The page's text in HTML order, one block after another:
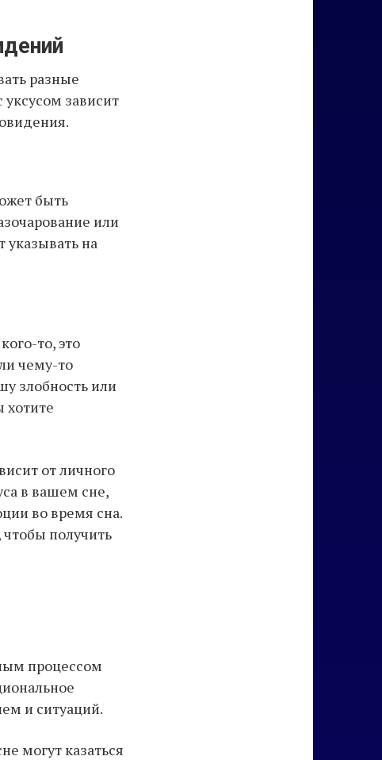
разные
зависит
быть
или
указывать на
то, это
чему-то
злобность или
хотите
от личного
в вашем сне,
во время сна.
получить
процессом
и ситуаций.
могут казаться